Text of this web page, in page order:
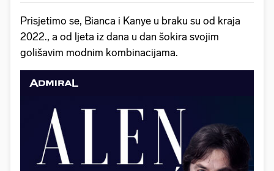
Prisjetimo se, Bianca i Kanye u braku su od kraja
2022., a od ljeta iz dana u dan šokira svojim
golišavim modnim kombinacijama.